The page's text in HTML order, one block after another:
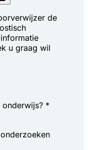
de
u graag wil
onderwijs? *